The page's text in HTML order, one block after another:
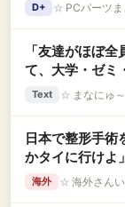
D+ ☆ PCパーツ
「友達がほぼ
て、大学・ゼミ
らけな環境に、
Text ☆ まなにゅ
日本で整形手
かタイに行けよ
海外 ☆ 海外さん